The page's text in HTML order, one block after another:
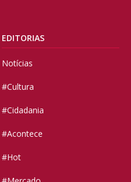
EDITORIAS
Notícias
#Cultura
#Cidadania
#Acontece
#Hot